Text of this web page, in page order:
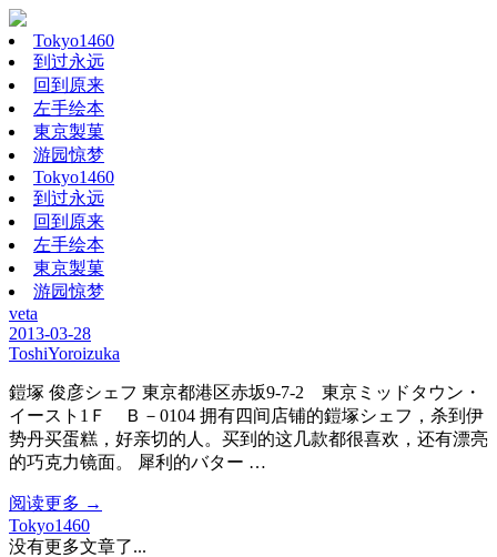
Tokyo1460
到过永远
回到原来
左手绘本
東京製菓
游园惊梦
Tokyo1460
到过永远
回到原来
左手绘本
東京製菓
游园惊梦
veta
2013-03-28
ToshiYoroizuka
鎧塚 俊彦シェフ 東京都港区赤坂9-7-2 東京ミッドタウン・
イースト1Ｆ Ｂ－0104 拥有四间店铺的鎧塚シェフ，杀到伊
势丹买蛋糕，好亲切的人。买到的这几款都很喜欢，还有漂亮
的巧克力镜面。 犀利的バター …
阅读更多 →
Tokyo1460
没有更多文章了...